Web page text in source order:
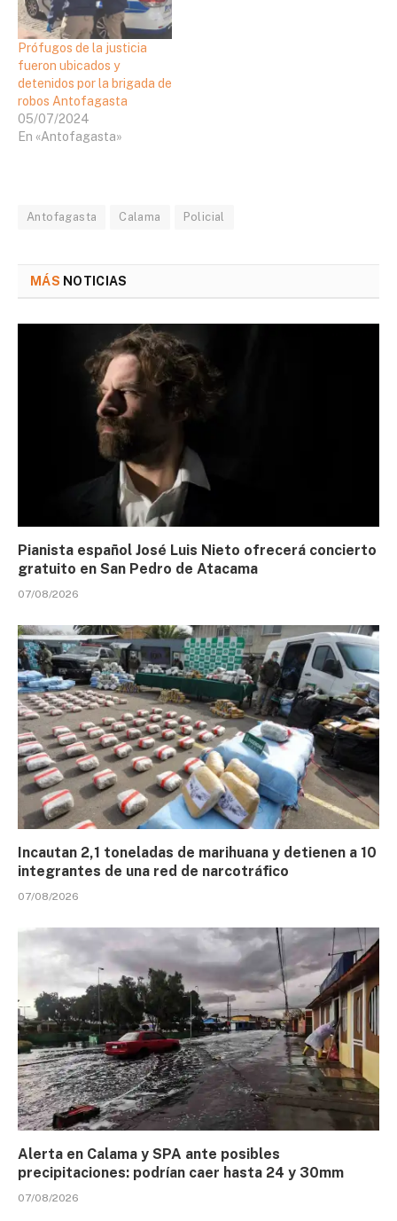
Prófugos de la justicia
fueron ubicados y
detenidos por la brigada de
robos Antofagasta
05/07/2024
En «Antofagasta»
Antofagasta Calama Policial
MÁS NOTICIAS
Pianista español José Luis Nieto ofrecerá concierto
gratuito en San Pedro de Atacama
07/08/2026
Incautan 2,1 toneladas de marihuana y detienen a 10
integrantes de una red de narcotráfico
07/08/2026
Alerta en Calama y SPA ante posibles
precipitaciones: podrían caer hasta 24 y 30mm
07/08/2026